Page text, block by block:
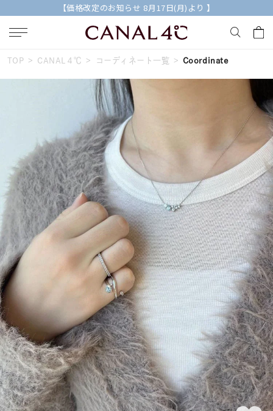
【2026 AUTUMN COLLECTION】特典付きの先行予約受付中
キーワードで検索する
人気検索キーワード
#ペア #eギフト #ハーフエタニティリング
#刻印可 #メンズ ネックレス
ブランド Canal４℃
カテゴリー すべてのジュエリー
素材
カラー
誕生石
TOP CANAL４℃ コーディネート一覧 Coordinate